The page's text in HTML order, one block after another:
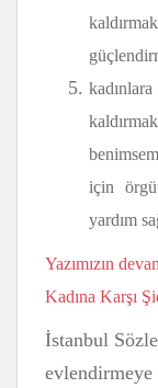
için
yardım
Yazımızın
Kadına Karşı
İstanbul